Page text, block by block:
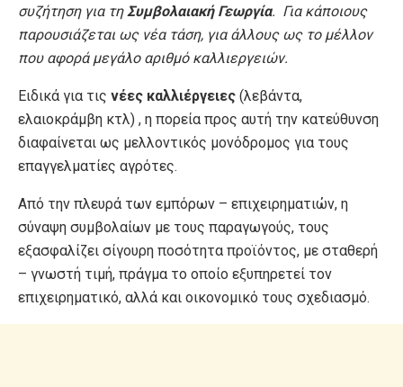
συζήτηση για τη Συμβολαιακή Γεωργία. Για κάποιους
παρουσιάζεται ως νέα τάση, για άλλους ως το μέλλον
που αφορά μεγάλο αριθμό καλλιεργειών.
Ειδικά για τις νέες καλλιέργειες (λεβάντα,
ελαιοκράμβη κτλ) , η πορεία προς αυτή την κατεύθυνση
διαφαίνεται ως μελλοντικός μονόδρομος για τους
επαγγελματίες αγρότες.
Από την πλευρά των εμπόρων – επιχειρηματιών, η
σύναψη συμβολαίων με τους παραγωγούς, τους
εξασφαλίζει σίγουρη ποσότητα προϊόντος, με σταθερή
– γνωστή τιμή, πράγμα το οποίο εξυπηρετεί τον
επιχειρηματικό, αλλά και οικονομικό τους σχεδιασμό.